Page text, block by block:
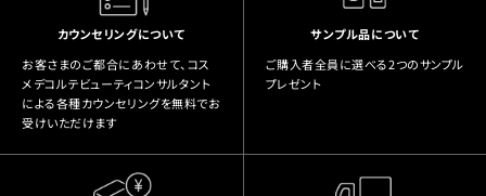
カウンセリングについて
お客さまのご都合にあわせて、コス
メデコルテビューティコンサルタント
による各種カウンセリングを無料でお
受けいただけます
サンプル品について
ご購入者全員に選べる2つのサンプル
プレゼント